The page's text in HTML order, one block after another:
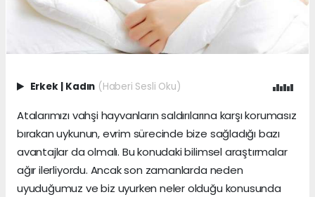
Erkek Kadın (Haberi Sesli Oku)
Atalarımızı vahşi hayvanların saldırılarına karşı korumasız
bırakan uykunun, evrim sürecinde bize sağladığı bazı
avantajlar da olmalı. Bu konudaki bilimsel araştırmalar
ağır ilerliyordu. Ancak son zamanlarda neden
uyuduğumuz ve biz uyurken neler olduğu konusunda